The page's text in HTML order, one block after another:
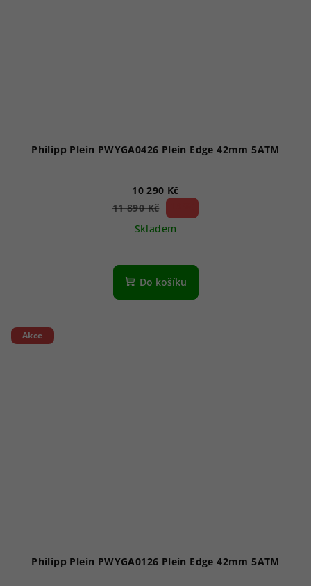
Philipp Plein PWYGA0426 Plein Edge 42mm 5ATM
10 290 Kč
11 890 Kč
Skladem
Do košíku
Akce
Philipp Plein PWYGA0126 Plein Edge 42mm 5ATM